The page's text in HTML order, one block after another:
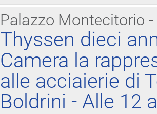
Palazzo Montecitorio
Thyssen dieci
Camera la
alle acciaierie di
Boldrini - Alle 12